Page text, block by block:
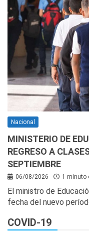
Nacional
MINISTERIO DE
REGRESO A
SEPTIEMBRE
06/08/2026 1 minuto
El ministro de
fecha del nuevo
COVID-19